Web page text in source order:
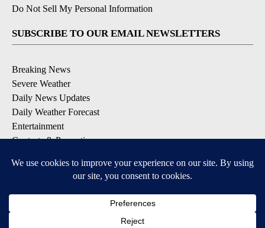
Do Not Sell My Personal Information
SUBSCRIBE TO OUR EMAIL NEWSLETTERS
Breaking News
Severe Weather
Daily News Updates
Daily Weather Forecast
Entertainment
Contests & Promotions
DOWNLOAD OUR APPS
Available for iOS and Android